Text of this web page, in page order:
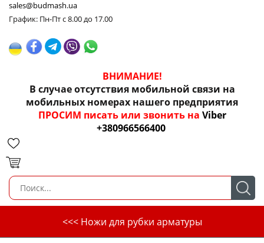
sales@budmash.ua
График: Пн-Пт с 8.00 до 17.00
ВНИМАНИЕ!
В случае отсутствия мобильной связи на
мобильных номерах нашего предприятия
ПРОСИМ писать или звонить на Viber
+380966566400
<<< Ножи для рубки арматуры